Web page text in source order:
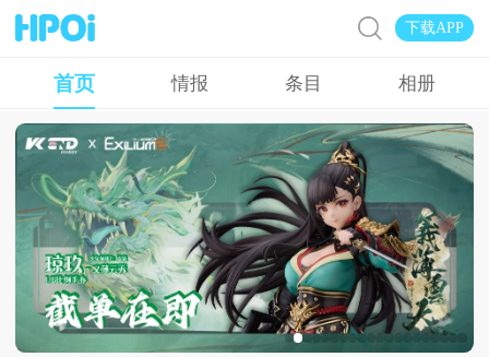
下载APP
首页 情报 条目 相册